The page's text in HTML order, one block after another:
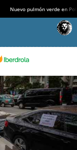
Nuevo pulmón verde en